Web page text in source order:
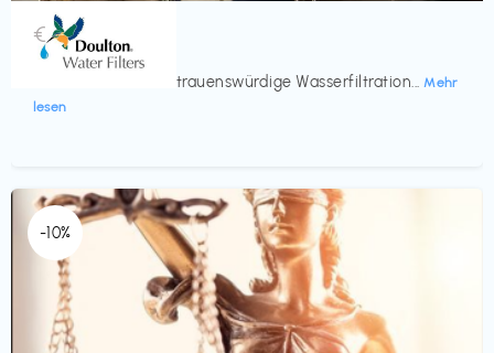
Küche & Haushalt
Doulton
Seit 200 Jahren vertrauenswürdige Wasserfiltration... Mehr
lesen
€‎
-10%